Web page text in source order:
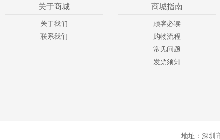
关于商城
关于我们
联系我们
商城指南
顾客必读
购物流程
常见问题
发票须知
地址：深圳